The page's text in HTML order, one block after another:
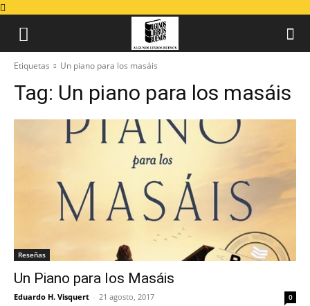
Etiquetas Un piano para los masáis
Tag: Un piano para los masáis
Reseñas
Un Piano para los Masáis
Eduardo H. Visquert - 21 agosto, 2017 0